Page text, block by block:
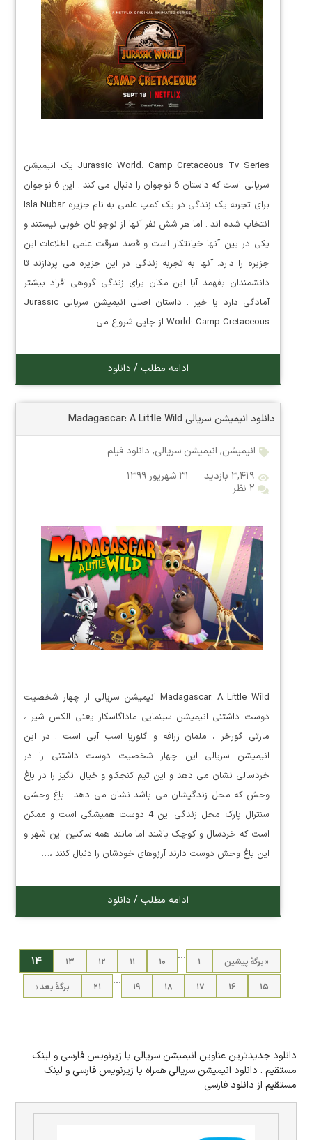
Jurassic World: Camp Cretaceous Tv Series یک انیمیشن
سریالی است که داستان 6 نوجوان را دنبال می کند . این 6 نوجوان
برای تجربه یک زندگی در یک کمپ علمی به نام جزیره Isla Nubar
انتخاب شده اند . اما هر شش نفر آنها از نوجوانان خوبی نیستند و
یکی در بین آنها خیانتکار است و قصد سرقت علمی اطلاعات این
جزیره را دارد. آنها به تجربه زندگی در این جزیره می پردازند تا
دانشمندان بفهمد آیا این مکان برای زندگی گروهی افراد بیشتر
آمادگی دارد یا خیر . داستان اصلی انیمیشن سریالی Jurassic
World: Camp Cretaceous از جایی شروع می…
ادامه مطلب / دانلود
دانلود انیمیشن سریالی Madagascar: A Little Wild
انیمیشن, انیمیشن سریالی, دانلود فیلم
۳,۴۱۹ بازدید
۳۱ شهریور ۱۳۹۹
۲ نظر
Madagascar: A Little Wild انیمیشن سریالی از چهار شخصیت
دوست داشتنی انیمیشن سینمایی ماداگاسکار یعنی الکس شیر ،
مارتی گورخر ، ملمان زرافه و گلوریا اسب آبی است . در این
انیمیشن سریالی این چهار شخصیت دوست داشتنی را در
خردسالی نشان می دهد و این تیم کنجکاو و خیال انگیز را در باغ
وحش که محل زندگیشان می باشد نشان می دهد . باغ وحشی
سنترال پارک محل زندگی این 4 دوست همیشگی است و ممکن
است که خردسال و کوچک باشند اما مانند همه ساکنین این شهر و
این باغ وحش دوست دارند آرزوهای خودشان را دنبال کنند ،…
ادامه مطلب / دانلود
« برگه‌ٔ پیشین ۱
…
۱۰ ۱۱ ۱۲ ۱۳ ۱۴
۱۵ ۱۶ ۱۷ ۱۸ ۱۹
…
۲۱ برگهٔ بعد »
دانلود جدیدترین عناوین انیمیشن سریالی با زیرنویس فارسی و لینک
مستقیم . دانلود انیمیشن سریالی همراه با زیرنویس فارسی و لینک
مستقیم از دانلود فارسی